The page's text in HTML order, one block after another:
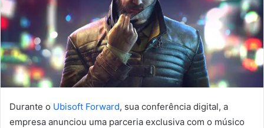
Durante o Ubisoft Forward, sua conferência digital, a
empresa anunciou uma parceria exclusiva com o músico